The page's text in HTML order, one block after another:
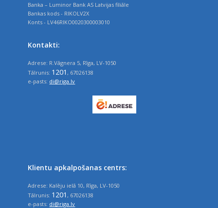
Banka – Luminor Bank AS Latvijas filiāle
Bankas kods - RIKOLV2X
Konts - LV46RIKO0020300003010
Kontakti:
Adrese: R.Vāgnera 5, Rīga, LV-1050
Tālrunis: 1201 , 67026138
e-pasts: di@riga.lv
Klientu apkalpošanas centrs:
Adrese: Kalēju ielā 10, Rīga, LV-1050
Tālrunis: 1201 , 67026138
e-pasts: di@riga.lv